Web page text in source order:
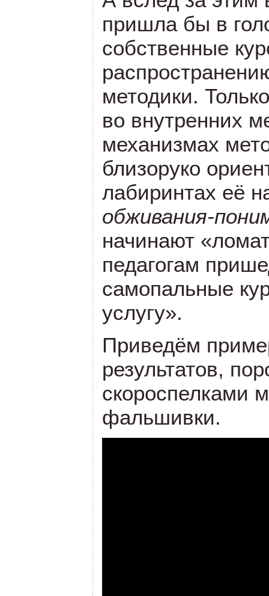
пришла бы в
собственные
методики.
во внутренних
механизмах
близоруко
лабиринтах её
обживания-
начинают
педагогам
самопальные
услугу».
Приведём
результатов,
скороспелками
фальшивки.